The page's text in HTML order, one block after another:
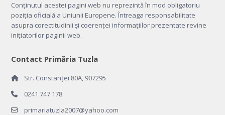
Conținutul acestei pagini web nu reprezintă în mod obligatoriu
poziția oficială a Uniunii Europene. Întreaga responsabilitate
asupra corectitudinii și coerenței informațiilor prezentate revine
inițiatorilor paginii web.
Contact Primăria Tuzla
Str. Constanței 80A, 907295
0241 747 178
primariatuzla2007@yahoo.com